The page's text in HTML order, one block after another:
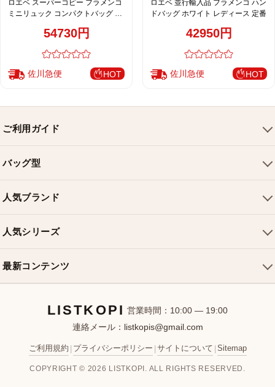
ロエベ スーパーコピー フラメンコ
ミニリュック コンパクトバッグ ブ
54730円
佐川急便 HOT
ロエベ 並行輸入品 フラメンコ ハン
ドバッグ ホワイト レディース 定番
42950円
佐川急便 HOT
ご利用ガイド
配送について
返品・交換
お問い合わせ
バッグ型
ショルダーバッグ
クロスボディバッグ
ミニバッグ
バケットバッグ
人気ブランド
シャネルバッグ
ディオールバッグ
人気シリーズ
最新コンテンツ
新着アイテム
ブランドカテゴリ
お客様レビュー
LISTKOPI 営業時間：10:00 — 19:00
連絡メール： listkopis@gmail.com
ご利用規約 プライバシーポリシー サイトについて Sitemap
COPYRIGHT © 2026 LISTKOPI. ALL RIGHTS RESERVED.